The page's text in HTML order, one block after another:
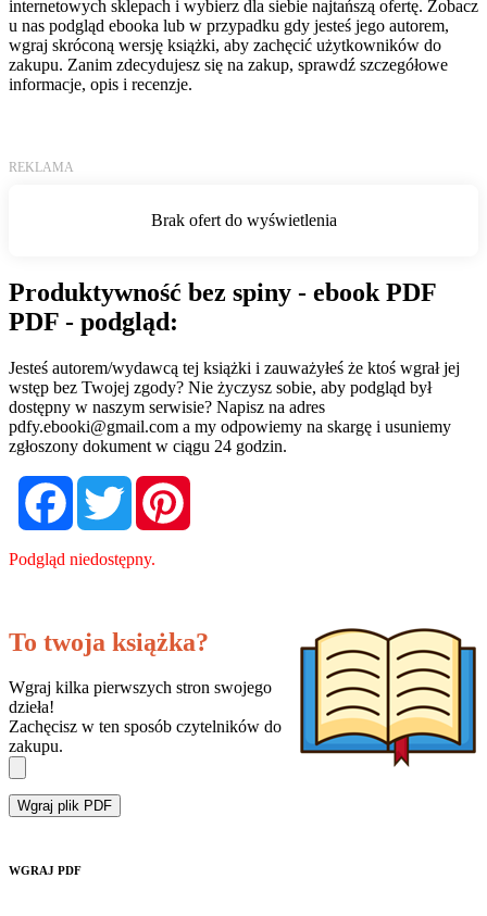
internetowych sklepach i wybierz dla siebie najtańszą ofertę. Zobacz
u nas podgląd ebooka lub w przypadku gdy jesteś jego autorem,
wgraj skróconą wersję książki, aby zachęcić użytkowników do
zakupu. Zanim zdecydujesz się na zakup, sprawdź szczegółowe
informacje, opis i recenzje.
Produktywność bez spiny - ebook PDF
PDF - podgląd:
Jesteś autorem/wydawcą tej książki i zauważyłeś że ktoś wgrał jej
wstęp bez Twojej zgody? Nie życzysz sobie, aby podgląd był
dostępny w naszym serwisie? Napisz na adres
pdfy.ebooki@gmail.com a my odpowiemy na skargę i usuniemy
zgłoszony dokument w ciągu 24 godzin.
FacebookTwitter
Podgląd niedostępny.
To twoja książka?
Wgraj kilka pierwszych stron swojego
dzieła!
Zachęcisz w ten sposób czytelników do
zakupu.
Wgraj plik PDF
WGRAJ PDF